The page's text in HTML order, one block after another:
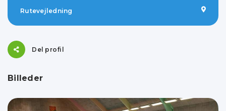
Rutevejledning
Del profil
Billeder